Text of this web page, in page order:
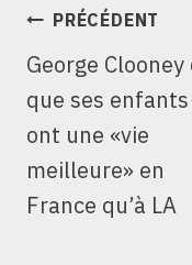
NAVIGATION
L’ARTICLE
PRÉCÉDENT
George
que ses enfants
ont une «vie
meilleure» en
France qu’à LA